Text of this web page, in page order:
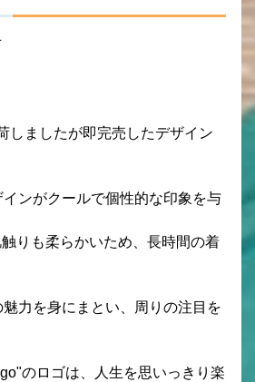
しましたが即完売したデザイン
ンがクールで個性的な印象を与
りも柔らかいため、長時間の着
力を身にまとい、周りの注目を
のロゴは、人生を思いっきり楽